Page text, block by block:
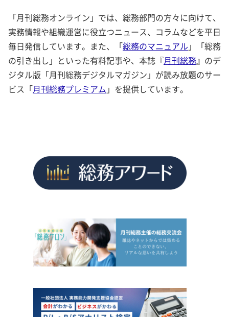
「月刊総務オンライン」では、総務部門の方々に向けて、
実務情報や組織運営に役立つニュース、コラムなどを平日
毎日発信しています。また、「総務のマニュアル 」「総務
の引き出し」といった有料記事や、本誌『月刊総務』のデ
ジタル版「月刊総務デジタルマガジン」が読み放題のサー
ビス「月刊総務プレミアム 」を提供しています。